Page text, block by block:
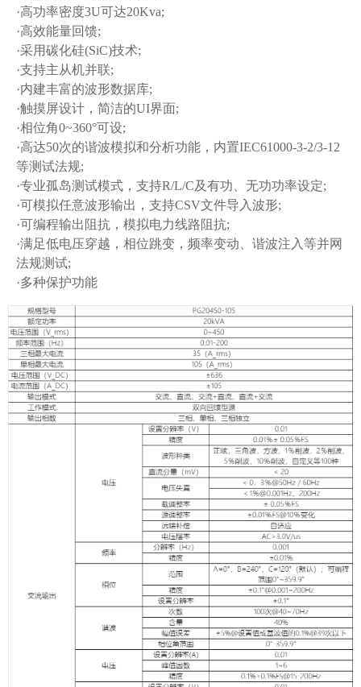
·高功率密度3U可达20Kva;
·高效能量回馈;
·采用碳化硅(SiC)技术;
·支持主从机并联;
·内建丰富的波形数据库;
·触摸屏设计，简洁的UI界面;
·相位角0~360°可设;
·高达50次的谐波模拟和分析功能，内置IEC61000-3-2/3-12
等测试法规;
·专业孤岛测试模式，支持R/L/C及有功、无功功率设定;
·可模拟任意波形输出，支持CSV文件导入波形;
·可编程输出阻抗，模拟电力线路阻抗;
·满足低电压穿越，相位跳变，频率变动、谐波注入等并网
法规测试;
·多种保护功能